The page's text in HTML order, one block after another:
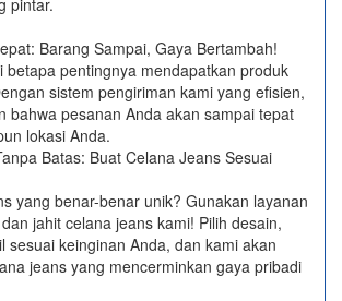
pintar.
Barang Sampai, Gaya Bertambah!
betapa pentingnya mendapatkan produk
sistem pengiriman kami yang efisien,
bahwa pesanan Anda akan sampai tepat
lokasi Anda.
Batas: Buat Celana Jeans Sesuai
yang benar-benar unik? Gunakan layanan
jahit celana jeans kami! Pilih desain,
sesuai keinginan Anda, dan kami akan
jeans yang mencerminkan gaya pribadi